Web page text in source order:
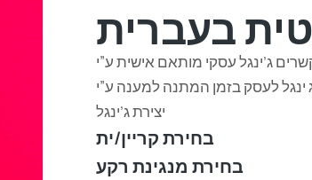
בעברית
ג’ינגל עסקי מותאם אישית ע”י
ינגל לעסק בזמן המתנה למענה ע”י
יצירת ג’ינגל
בחירת קריין/ית
בחירת מנגינת רקע